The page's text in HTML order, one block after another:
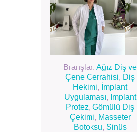
Branşlar: Ağız Diş ve
Çene Cerrahisi, Diş
Hekimi, İmplant
Uygulaması, Implant
Protez, Gömülü Diş
Çekimi, Masseter
Botoksu, Sinüs